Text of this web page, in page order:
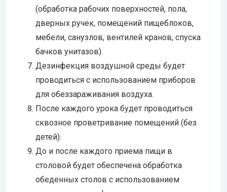
(обработка рабочих поверхностей, пола,
дверных ручек, помещений пищеблоков,
мебели, санузлов, вентилей кранов, спуска
бачков унитазов).
Дезинфекция воздушной среды будет
проводиться с использованием приборов
для обеззараживания воздуха.
После каждого урока будет проводиться
сквозное проветривание помещений (без
детей).
До и после каждого приема пищи в
столовой будет обеспечена обработка
обеденных столов с использованием